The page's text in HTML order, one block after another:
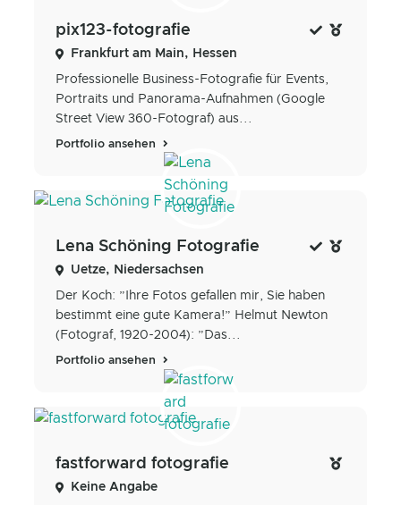
pix123-fotografie
Frankfurt am Main, Hessen
Professionelle Business-Fotografie für Events,
Portraits und Panorama-Aufnahmen (Google
Street View 360-Fotograf) aus...
Portfolio ansehen
Lena Schöning Fotografie
Uetze, Niedersachsen
Der Koch: ”Ihre Fotos gefallen mir, Sie haben
bestimmt eine gute Kamera!” Helmut Newton
(Fotograf, 1920-2004): ”Das...
Portfolio ansehen
fastforward fotografie
Keine Angabe